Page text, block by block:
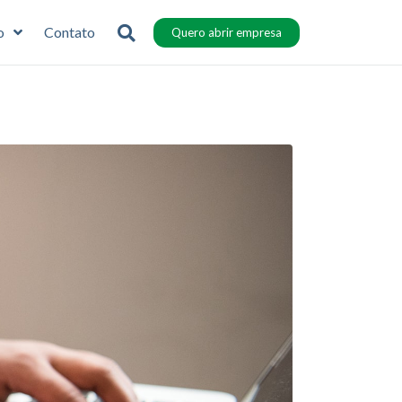
Contato Quero abrir empresa